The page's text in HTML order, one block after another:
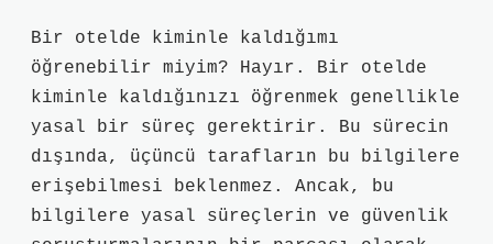
Bir otelde kiminle kaldığımı
öğrenebilir miyim? Hayır. Bir otelde
kiminle kaldığınızı öğrenmek genellikle
yasal bir süreç gerektirir. Bu sürecin
dışında, üçüncü tarafların bu bilgilere
erişebilmesi beklenmez. Ancak, bu
bilgilere yasal süreçlerin ve güvenlik